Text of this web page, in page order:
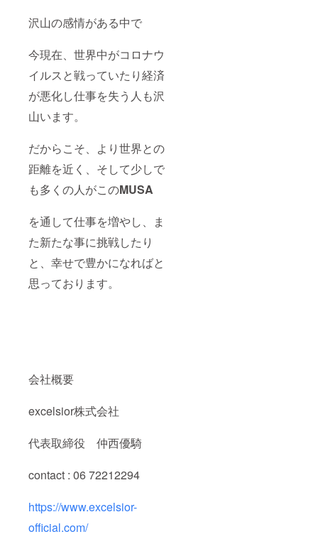
沢山の感情がある中で
今現在、世界中がコロナウ
イルスと戦っていたり経済
が悪化し仕事を失う人も沢
山います。
だからこそ、より世界との
距離を近く、そして少しで
も多くの人がこのMUSA
を通して仕事を増やし、ま
た新たな事に挑戦したり
と、幸せで豊かになればと
思っております。
会社概要
excelsior株式会社
代表取締役 仲西優騎
contact : 06 72212294
https://www.excelsior-
official.com/